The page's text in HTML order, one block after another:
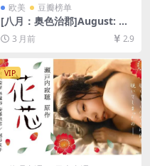
欧美 豆瓣榜单
[八月：奥色治郡]August: Os
age County (2013)[百度网盘
+夸克网盘1080P超清未删减
4/7.7GB][中英字幕]
3 月前 2.9
VIP